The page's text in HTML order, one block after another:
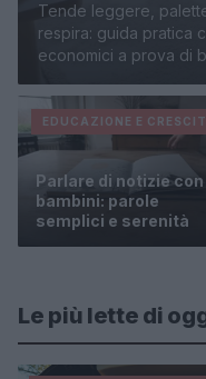
Tende leggere,
respira: guida pratica
economici a prova di
EDUCAZIONE E
Parlare di notizie con
bambini: parole
semplici e serenità
Le più lette di